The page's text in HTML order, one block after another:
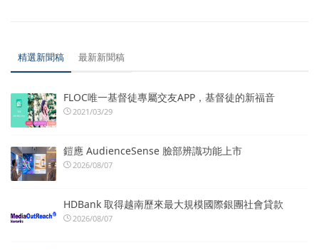
精選新聞稿 最新新聞稿
FLOC唯一基督徒專屬交友APP，基督徒的新福音
2021/03/29
鎧應 AudienceSense 臉部辨識功能上市
2026/08/07
HDBank 取得越南歷來最大規模國際銀團社會貸款
2026/08/07